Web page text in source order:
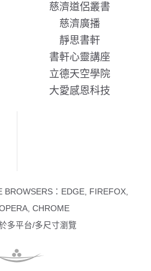
慈濟道侶叢書
慈濟廣播
靜思書軒
書軒心靈講座
立德天空學院
大愛感恩科技
BROWSERS：EDGE, FIREFOX,
CHROME
多平台/多尺寸瀏覽